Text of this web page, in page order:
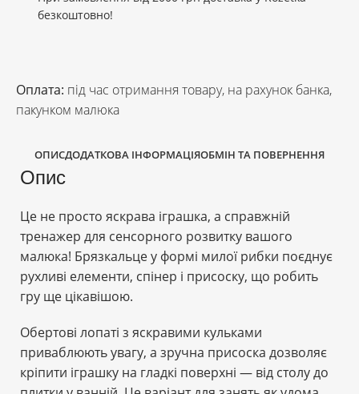
безкоштовно!
Оплата: під час отримання товару, на рахунок банка,
пакунком малюка
ОПИСДОДАТКОВА ІНФОРМАЦІЯОБМІН ТА ПОВЕРНЕННЯ
Опис
Це не просто яскрава іграшка, а справжній
тренажер для сенсорного розвитку вашого
малюка! Брязкальце у формі милої рибки поєднує
рухливі елементи, спінер і присоску, що робить
гру ще цікавішою.
Обертові лопаті з яскравими кульками
приваблюють увагу, а зручна присоска дозволяє
кріпити іграшку на гладкі поверхні — від столу до